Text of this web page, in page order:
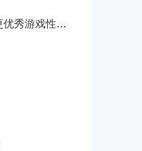
Nubia Red Magic 6将推出更优秀游戏性能 更美观的外观设计